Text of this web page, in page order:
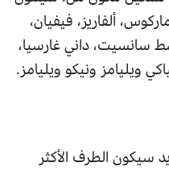
ألفاريز، فيفيان،
سانسيت، داني غارسيا،
ويليامز ونيكو ويليامز.
سيكون الطرف الأكثر